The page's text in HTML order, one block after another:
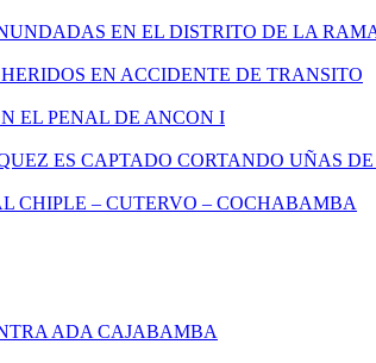
EN EL DISTRITO DE LA
EN ACCIDENTE DE TRANSITO
EL PENAL DE ANCON I
ES CAPTADO CORTANDO UÑAS
CHIPLE – CUTERVO – COCHABAMBA
ADA CAJABAMBA